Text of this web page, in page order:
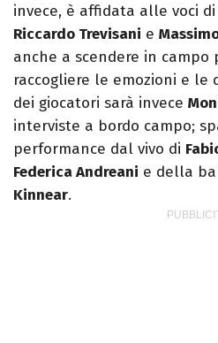
invece, è affidata alle voci
Riccardo Trevisani e
anche a scendere in campo
raccogliere le emozioni e le
dei giocatori sarà invece
interviste a bordo campo;
performance dal vivo di
Federica Andreani e della
Kinnear.